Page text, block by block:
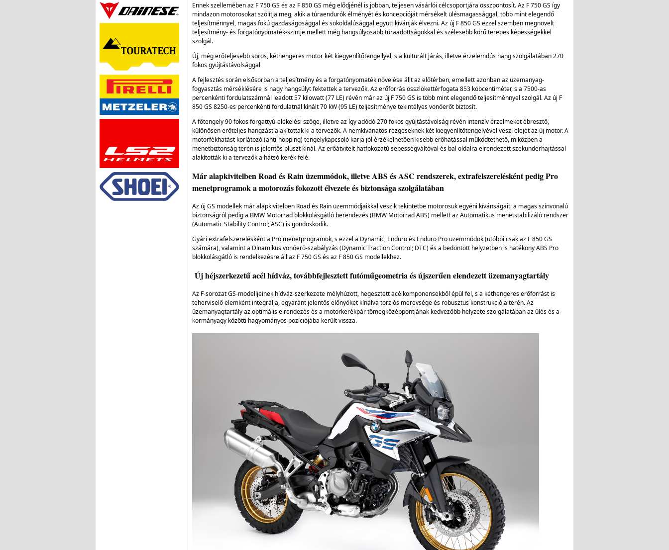
Ennek szellemében az F 750 GS és az F 850 GS még elődjénél is jobban, teljesen vásárlói célcsoportjára összpontosít. Az F 750 GS így
mindazon motorosokat szólítja meg, akik a túraendurók élményét és koncepcióját mérsékelt ülésmagassággal, több mint elegendő
teljesítménnyel, magas fokú gazdaságosággal és sokoldalúsággal együtt kívánják élvezni. Az új F 850 GS ezzel szemben megnövelt
teljesítmény- és forgatónyomaték-szintje mellett még hangsúlyosabb túraadottságokkal és szélesebb körű terepes képességekkel
szolgál.
Új, még erőteljesebb soros, kéthengeres motor két kiegyenlítőtengellyel, s a kulturált járás, illetve érzelemdús hang szolgálatában 270
fokos gyújtástávolsággal
A fejlesztés során elsősorban a teljesítmény és a forgatónyomaték növelése állt az előtérben, emellett azonban az üzemanyag-
fogyasztás mérséklésére is nagy hangsúlyt fektettek a tervezők. Az erőforrás összlökettérfogata 853 köbcentiméter, s a 7500-as
percenkénti fordulatszámnál leadott 57 kilowatt (77 LE) révén már az új F 750 GS is több mint elegendő teljesítménnyel szolgál. Az új F
850 GS 8250-es percenkénti fordulatnál kínált 70 kW (95 LE) teljesítménye tekintélyes vonóerőt biztosít.
A főtengely 90 fokos forgattyú-elékelési szöge, illetve az így adódó 270 fokos gyújtástávolság révén intenzív érzelmeket ébresztő,
különösen erőteljes hangzást alakítottak ki a tervezők. A nemkívánatos rezgéseknek két kiegyenlítőtengelyével veszi elejét az új motor. A
motorfékhatást korlátozó (anti-hopping) tengelykapcsoló karja jól érzékelhetően kisebb erőhatással működtethető, miközben a
menetbiztonság terén is jelentős pluszt kínál. Az erőátvitelt hatfokozatú sebességváltóval és bal oldalra elrendezett szekunderhajtással
alakították ki a tervezők a hátsó kerék felé.
Már alapkivitelben Road és Rain üzemmódok, illetve ABS és ASC rendszerek, extrafelszerelésként pedig Pro
menetprogramok a motorozás fokozott élvezete és biztonsága szolgálatában
Az új GS modellek már alapkivitelben Road és Rain üzemmódjaikkal veszik tekintetbe motorosuk egyéni kívánságait, a magas színvonalú
biztonságról pedig a BMW Motorrad blokkolásgátló berendezés (BMW Motorrad ABS) mellett az Automatikus menetstabilizáló rendszer
(Automatic Stability Control; ASC) is gondoskodik.
Gyári extrafelszerelésként a Pro menetprogramok, s ezzel a Dynamic, Enduro és Enduro Pro üzemmódok (utóbbi csak az F 850 GS
számára), valamint a Dinamikus vonóerő-szabályzás (Dynamic Traction Control; DTC) és a bedöntött helyzetben is hatékony ABS Pro
blokkolásgátló is rendelkezésre áll az F 750 GS és az F 850 GS modellekhez.
Új héjszerkezetű acél hídváz, továbbfejlesztett futóműgeometria és újszerűen elendezett üzemanyagtartály
Az F-sorozat GS-modelljeinek hídváz-szerkezete mélyhúzott, hegesztett acélkomponensekből épül fel, s a kéthengeres erőforrást is
teherviselő elemként integrálja, egyaránt jelentős előnyöket kínálva torziós merevsége és robusztus konstrukciója terén. Az
üzemanyagtartály az optimális elrendezés és a motorkerékpár tömegközéppontjának kedvezőbb helyzete szolgálatában az ülés és a
kormányagy közötti hagyományos pozíciójába került vissza.